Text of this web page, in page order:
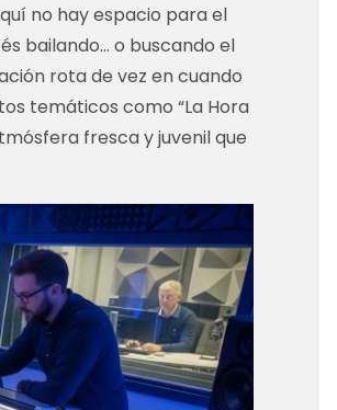
no hay espacio para el
bailando… o buscando el
rota de vez en cuando
temáticos como “La Hora
fresca y juvenil que